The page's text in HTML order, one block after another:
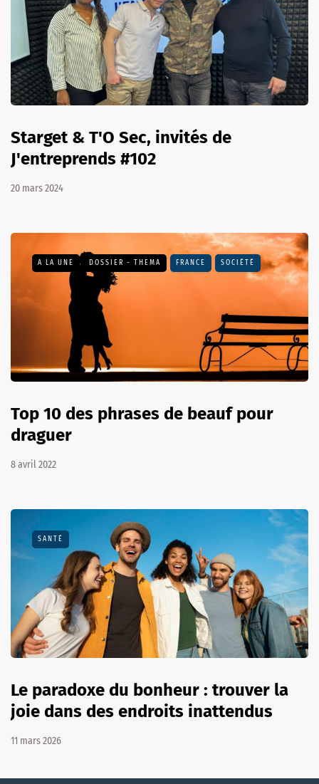
Starget & T'O Sec, invités de
J'entreprends #102
20 mars 2024
A LA UNE DOSSIER - THEMA FRANCE SOCIÉTÉ
Top 10 des phrases de beauf pour
draguer
8 avril 2022
SANTÉ
Le paradoxe du bonheur : trouver la
joie dans des endroits inattendus
11 mars 2026